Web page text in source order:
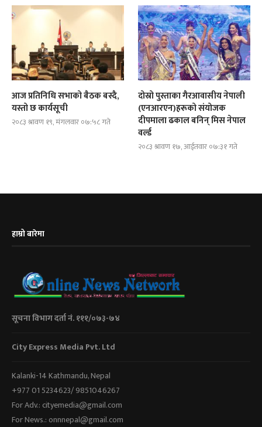
आज प्रतिनिधि सभाको बैठक बस्दै,
यस्तो छ कार्यसूची
२०८३ श्रावण १९, मंगलवार ०७:५८ गते
दोस्रो पुस्ताका गैरआवासीय नेपाली
(एनआरएन)हरूको संयोजक
दीपमाला ढकाल बनिन् मिस नेपाल
वर्ल्ड
२०८३ श्रावण १७, आईतवार ०७:३१ गते
हाम्रो बारेमा
सूचना विभाग दर्ता नं. १११/०७३-७४
City Express Media Pvt. Ltd
Kalanki-14 Kathmandu, Nepal
+977 01 5234623/ 9851046267
For Adv.: cityemedia@gmail.com
For News.: onnnepal@gmail.com